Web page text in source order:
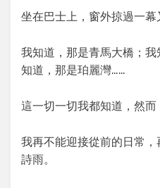
坐在巴士上，窗外掠過一幕
我知道，那是青馬大橋；
知道，那是珀麗灣……
這一切一切我都知道，然而
我再不能迎接從前的日常
詩雨。